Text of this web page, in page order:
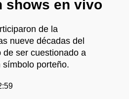
shows en vivo
de la
nueve décadas del
de ser cuestionado a
porteño.